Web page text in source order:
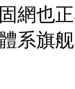
網也
系旗